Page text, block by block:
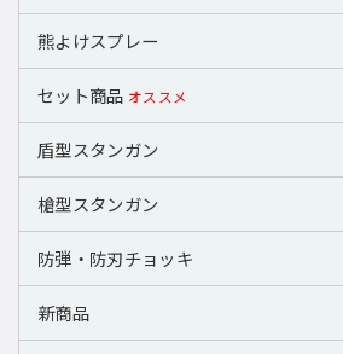
熊よけスプレー
セット商品 オススメ
盾型スタンガン
槍型スタンガン
防弾・防刃チョッキ
新商品